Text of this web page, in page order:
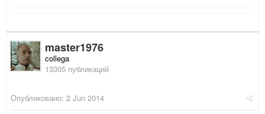
master1976
collega
13305 публикаций
Опубликовано: 2 Jun 2014